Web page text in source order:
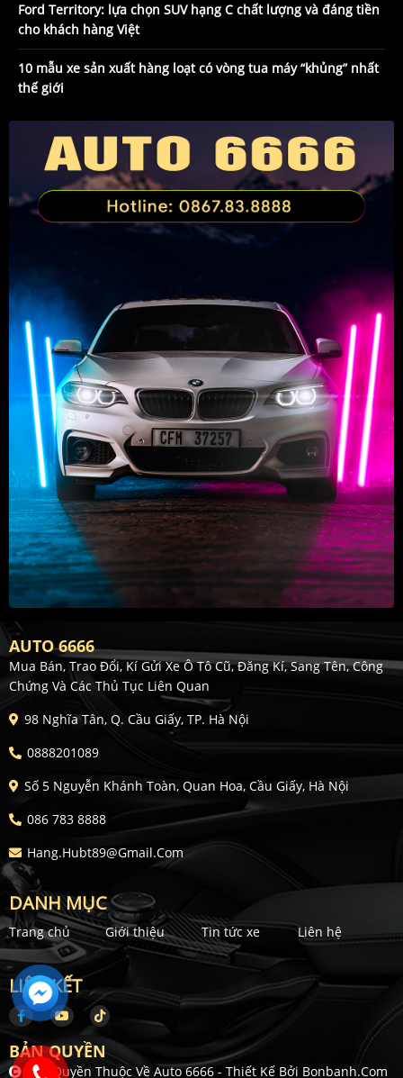
Ford Territory: lựa chọn SUV hạng C chất lượng và đáng tiền
cho khách hàng Việt
10 mẫu xe sản xuất hàng loạt có vòng tua máy “khủng” nhất
thế giới
AUTO 6666
Mua Bán, Trao Đổi, Kí Gửi Xe Ô Tô Cũ, Đăng Kí, Sang Tên, Công
Chứng Và Các Thủ Tục Liên Quan
98 Nghĩa Tân, Q. Cầu Giấy, TP. Hà Nội
0888201089
Số 5 Nguyễn Khánh Toàn, Quan Hoa, Cầu Giấy, Hà Nội
086 783 8888
Hang.hubt89@gmail.com
DANH MỤC
Trang chủ Giới thiệu Tin tức xe Liên hệ
LIÊN KẾT
BẢN QUYỀN
Bản Quyền Thuộc Về Auto 6666 - Thiết Kế Bởi Bonbanh.com